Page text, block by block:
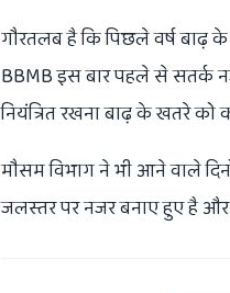
गौरतलब है कि पिछले वर्ष बाढ़
BBMB इस बार पहले से सतर्क
नियंत्रित रखना बाढ़ के खतरे को
मौसम विभाग ने भी आने वाले
जलस्तर पर नजर बनाए हुए है